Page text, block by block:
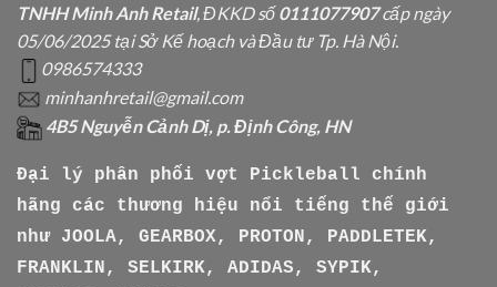
TNHH Minh Anh Retail, ĐKKD số0111077907cấp ngày
05/06/2025 tại Sở Kế hoạch và Đầu tư Tp. Hà Nội.
0986574333
minhanhretail@gmail.com
4B5 Nguyễn Cảnh Dị, p. Định Công, HN
Đại lý phân phối vợt Pickleball chính
hãng các thương hiệu nổi tiếng thế giới
như
JOOLA, GEARBOX, PROTON, PADDLETEK,
FRANKLIN, SELKIRK, ADIDAS, SYPIK,